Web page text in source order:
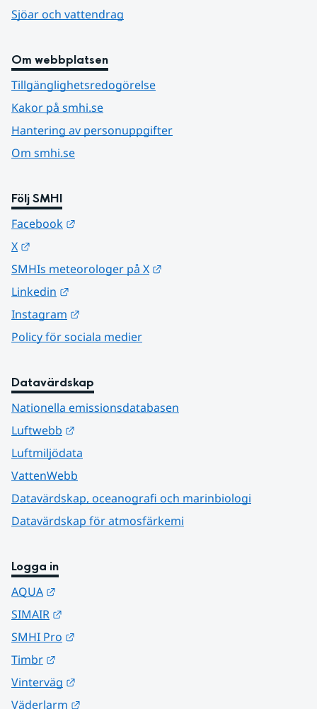
Sjöar och vattendrag
Om webbplatsen
Tillgänglighetsredogörelse
Kakor på smhi.se
Hantering av personuppgifter
Om smhi.se
Följ SMHI
Facebook
X
SMHIs meteorologer på X
Linkedin
Instagram
Policy för sociala medier
Datavärdskap
Nationella emissionsdatabasen
Luftwebb
Luftmiljödata
VattenWebb
Datavärdskap, oceanografi och marinbiologi
Datavärdskap för atmosfärkemi
Logga in
AQUA
SIMAIR
SMHI Pro
Timbr
Vinterväg
Väderlarm